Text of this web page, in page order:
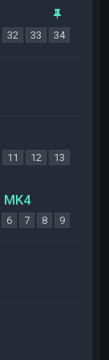
32 33 34
11 12 13
MK4
6 7 8 9